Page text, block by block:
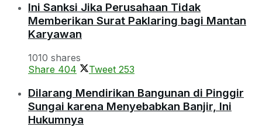
Ini Sanksi Jika Perusahaan Tidak
Memberikan Surat Paklaring bagi Mantan
Karyawan
1010 shares
Share 404 Tweet 253
Dilarang Mendirikan Bangunan di Pinggir
Sungai karena Menyebabkan Banjir, Ini
Hukumnya